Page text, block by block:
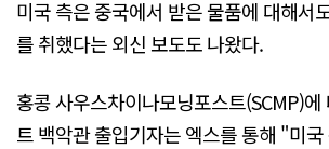
미국 측은 중국에서 받은 물품에 대해서
를 취했다는 외신 보도도 나왔다.
홍콩 사우스차이나모닝포스트(SCMP)
트 백악관 출입기자는 엑스를 통해 "미